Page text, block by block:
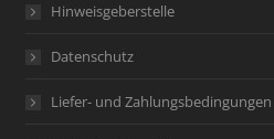
Hinweisgeberstelle
Datenschutz
Liefer- und Zahlungsbedingungen